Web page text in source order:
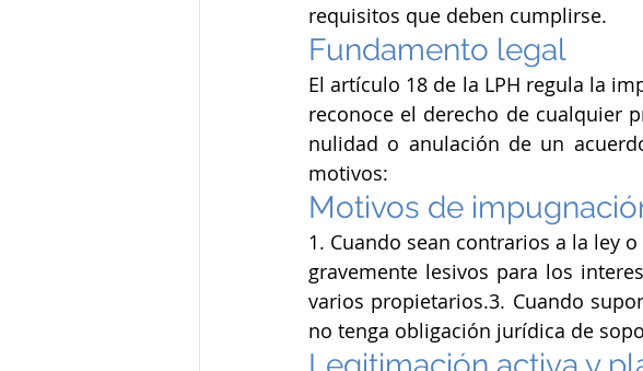
requisitos que deben cumplirse.
Fundamento legal
El artículo 18 de la LPH regula la
reconoce el derecho de cualquier
nulidad o anulación de un
motivos:
Motivos de
1. Cuando sean contrarios a la ley
gravemente lesivos para los
varios propietarios.3. Cuando
no tenga obligación jurídica de